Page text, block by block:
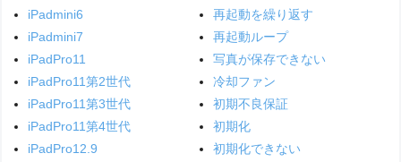
iPadmini6
iPadmini7
iPadPro11
iPadPro11第2世代
iPadPro11第3世代
iPadPro11第4世代
iPadPro12.9
再起動を繰り返す
再起動ループ
写真が保存できない
冷却ファン
初期不良保証
初期化
初期化できない